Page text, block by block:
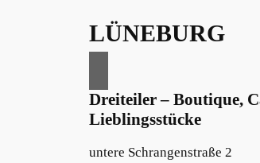
LÜNEBURG
Dreiteiler – Boutique,
Lieblingsstücke
untere Schrangenstraße 2